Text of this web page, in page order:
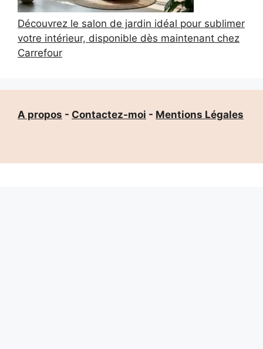
Découvrez le salon de jardin idéal pour sublimer
votre intérieur, disponible dès maintenant chez
Carrefour
A propos - Contactez-moi - Mentions Légales